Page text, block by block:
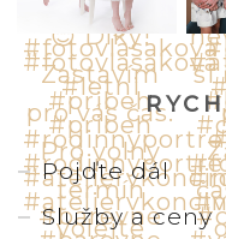
Pojďte dál
Služby a ceny